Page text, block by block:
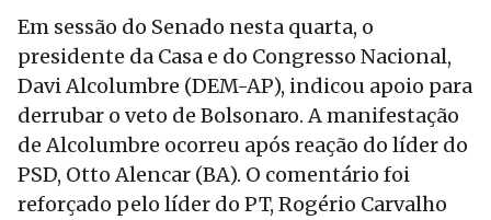
Em sessão do Senado nesta quarta, o
presidente da Casa e do Congresso Nacional,
Davi Alcolumbre (DEM-AP), indicou apoio para
derrubar o veto de Bolsonaro. A manifestação
de Alcolumbre ocorreu após reação do líder do
PSD, Otto Alencar (BA). O comentário foi
reforçado pelo líder do PT, Rogério Carvalho